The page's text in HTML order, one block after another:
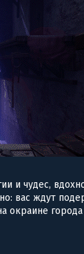
и чудес,
вас ждут
окраине